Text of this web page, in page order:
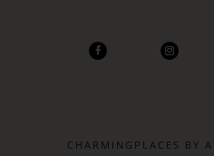
CHARMINGPLACES BY